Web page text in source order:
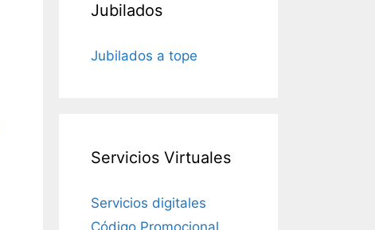
Jubilados
Jubilados a tope
Servicios Virtuales
Servicios digitales
Código Promocional